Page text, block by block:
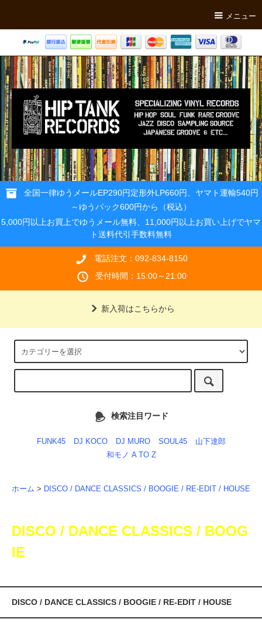
メニュー
全国一律ゆうメールEP290円定形外LP660円、ヤマト運輸540円
～ゆうパック600円から（税込）
5,000円以上お買上でゆうメール無料、11,000円以上お買い上げでヤマ
ト送料代引手数料無料
電話注文：092-834-8150
受付時間：15:00～21:00
新入荷はこちらから
検索注目ワード
FUNK45 DJ KOCO DJ MURO SOUL45
山下達郎
和モノ A TO Z
ホーム > DISCO / DANCE CLASSICS / BOOGIE / RE-EDIT / HOUSE
DISCO / DANCE CLASSICS / BOOG
IE
DISCO / DANCE CLASSICS / BOOGIE / RE-EDIT / HOUSE